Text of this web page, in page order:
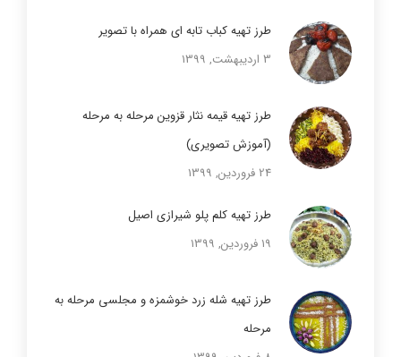
طرز تهیه کباب تابه ای همراه با تصویر
3 اردیبهشت, 1399
طرز تهیه قیمه نثار قزوین مرحله به مرحله
(آموزش تصویری)
24 فروردین, 1399
طرز تهیه کلم پلو شیرازی اصیل
19 فروردین, 1399
طرز تهیه شله زرد خوشمزه و مجلسی مرحله به
مرحله